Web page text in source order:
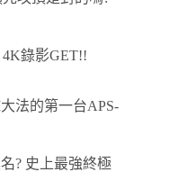
錄影GET!!
法的第一台APS-
? 史上最強終極